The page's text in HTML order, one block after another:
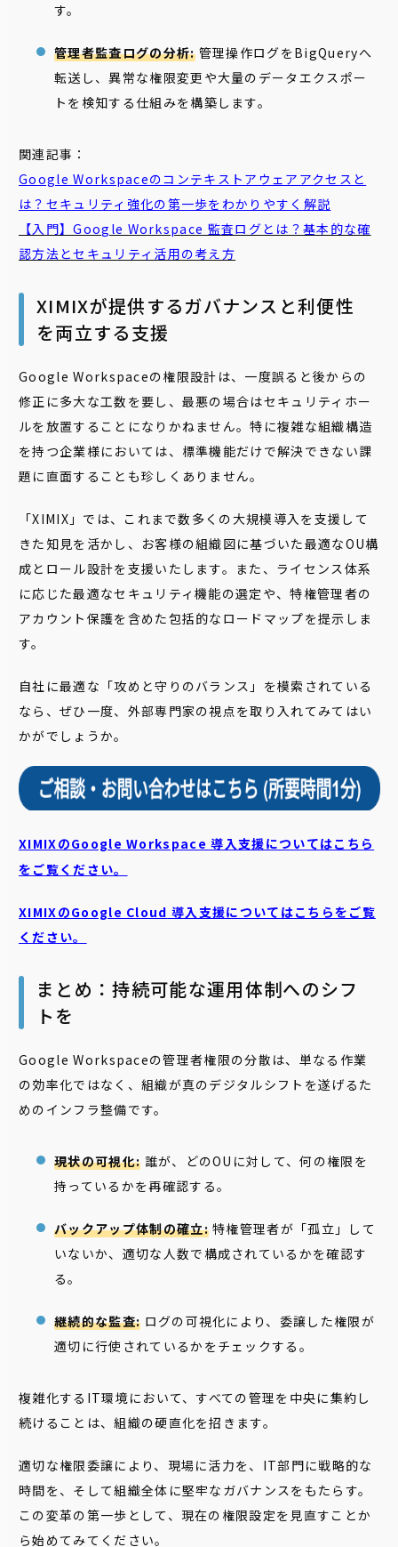
す。
管理者監査ログの分析:管理操作ログをBigQueryへ
転送し、異常な権限変更や大量のデータエクスポー
トを検知する仕組みを構築します。
関連記事：
Google Workspaceのコンテキストアウェアアクセスと
は？セキュリティ強化の第一歩をわかりやすく解説
【入門】Google Workspace 監査ログとは？基本的な確
認方法とセキュリティ活用の考え方
XIMIXが提供するガバナンスと利便性
を両立する支援
Google Workspaceの権限設計は、一度誤ると後からの
修正に多大な工数を要し、最悪の場合はセキュリティホー
ルを放置することになりかねません。特に複雑な組織構造
を持つ企業様においては、標準機能だけで解決できない課
題に直面することも珍しくありません。
「XIMIX」では、これまで数多くの大規模導入を支援して
きた知見を活かし、お客様の組織図に基づいた最適なOU構
成とロール設計を支援いたします。また、ライセンス体系
に応じた最適なセキュリティ機能の選定や、特権管理者の
アカウント保護を含めた包括的なロードマップを提示しま
す。
自社に最適な「攻めと守りのバランス」を模索されている
なら、ぜひ一度、外部専門家の視点を取り入れてみてはい
かがでしょうか。
XIMIXのGoogle Workspace 導入支援についてはこちら
をご覧ください。
XIMIXのGoogle Cloud 導入支援についてはこちらをご覧
ください。
まとめ：持続可能な運用体制へのシフ
トを
Google Workspaceの管理者権限の分散は、単なる作業
の効率化ではなく、組織が真のデジタルシフトを遂げるた
めのインフラ整備です。
現状の可視化: 誰が、どのOUに対して、何の権限を
持っているかを再確認する。
バックアップ体制の確立:特権管理者が「孤立」して
いないか、適切な人数で構成されているかを確認す
る。
継続的な監査: ログの可視化により、委譲した権限が
適切に行使されているかをチェックする。
複雑化するIT環境において、すべての管理を中央に集約し
続けることは、組織の硬直化を招きます。
適切な権限委譲により、現場に活力を、IT部門に戦略的な
時間を、そして組織全体に堅牢なガバナンスをもたらす。
この変革の第一歩として、現在の権限設定を見直すことか
ら始めてみてください。